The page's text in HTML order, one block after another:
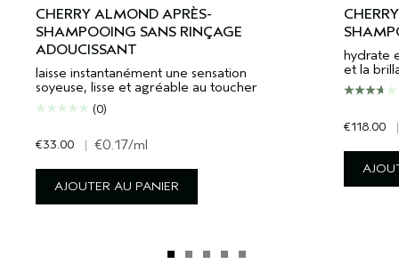
CHERRY ALMOND APRÈS-
SHAMPOOING SANS RINÇAGE
ADOUCISSANT
laisse instantanément une sensation
soyeuse, lisse et agréable au toucher
(0)
€33.00 | €0.17/ml
AJOUTER AU PANIER
hydrate
et la
€118.00 |